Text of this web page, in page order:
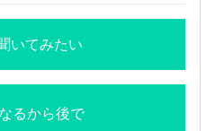
いてみたい
るから後で